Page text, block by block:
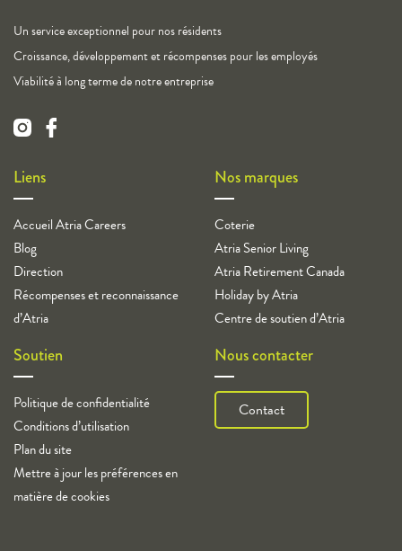
Un service exceptionnel pour nos résidents
Croissance, développement et récompenses pour les employés
Viabilité à long terme de notre entreprise
Liens
Accueil Atria Careers
Blog
Direction
Récompenses et reconnaissance
d’Atria
Nos marques
Coterie
Atria Senior Living
Atria Retirement Canada
Holiday by Atria
Centre de soutien d’Atria
Soutien
Politique de confidentialité
Conditions d’utilisation
Plan du site
Mettre à jour les préférences en
matière de cookies
Nous contacter
Contact